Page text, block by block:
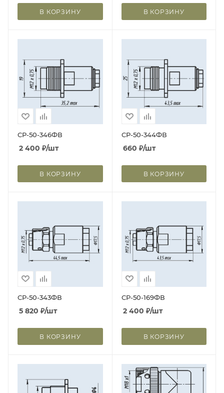
В КОРЗИНУ В КОРЗИНУ
СР-50-346ФВ
2 400 ₽/шт
В КОРЗИНУ
СР-50-344ФВ
660 ₽/шт
В КОРЗИНУ
СР-50-343ФВ
5 820 ₽/шт
В КОРЗИНУ
СР-50-169ФВ
2 400 ₽/шт
В КОРЗИНУ